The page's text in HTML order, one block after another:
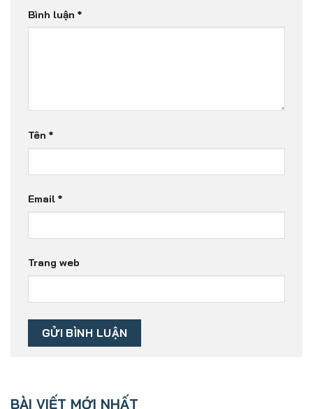
Bình luận *
Tên *
Email *
Trang web
BÀI VIẾT MỚI NHẤT